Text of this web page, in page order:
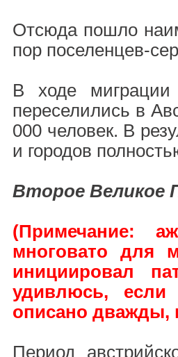
Отсюда пошло
пор поселенцев-
В ходе
переселились в
000 человек. В
и городов
Второе Великое
(Примечание:
многовато для
инициировал
удивлюсь,
описано дважды,
Период